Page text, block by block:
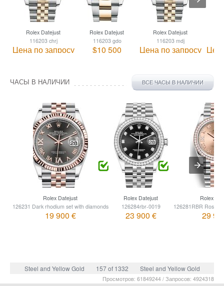
Rolex Datejust
116203 chrj
Цена по запросу
Rolex Datejust
116203 gdo
$10 500
Rolex Datejust
116203 mdj
Цена по запросу
ЧАСЫ В НАЛИЧИИ ВСЕ ЧАСЫ В НАЛИЧИИ
Rolex Datejust
126231 Dark rhodium set with diamonds
19 900 €
Rolex Datejust
126284rbr-0019
23 900 €
Rolex
126281RBR Rose
29
Steel and Yellow Gold 157 of 1332 Steel and Yellow Gold
Просмотров: 61849244 / Запросов: 4924318